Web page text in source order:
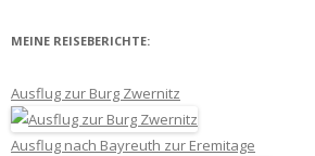
MEINE REISEBERICHTE:
Ausflug zur Burg Zwernitz
Ausflug nach Bayreuth zur Eremitage